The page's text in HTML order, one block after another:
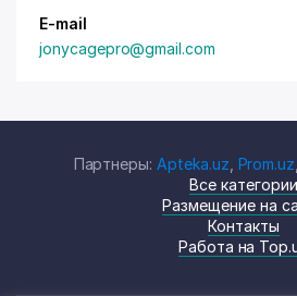
E-mail
jonycagepro@gmail.com
Партнеры: Apteka.uz Prom.uz
Все категории
Размещение на
Контакты
Работа на